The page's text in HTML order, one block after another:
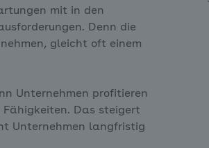
mit in den
Denn die
gleicht oft einem
Unternehmen profitieren
Fähigkeiten. Das steigert
Unternehmen langfristig